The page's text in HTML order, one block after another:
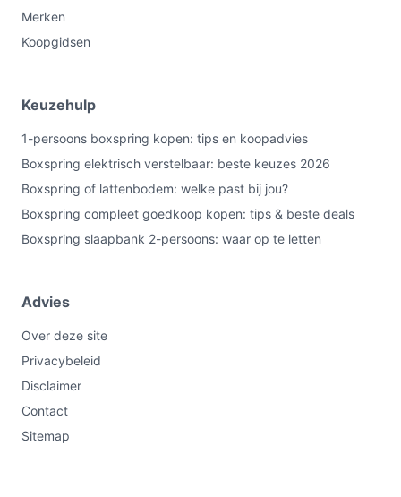
Merken
Koopgidsen
Keuzehulp
1-persoons boxspring kopen: tips en koopadvies
Boxspring elektrisch verstelbaar: beste keuzes 2026
Boxspring of lattenbodem: welke past bij jou?
Boxspring compleet goedkoop kopen: tips & beste deals
Boxspring slaapbank 2-persoons: waar op te letten
Advies
Over deze site
Privacybeleid
Disclaimer
Contact
Sitemap